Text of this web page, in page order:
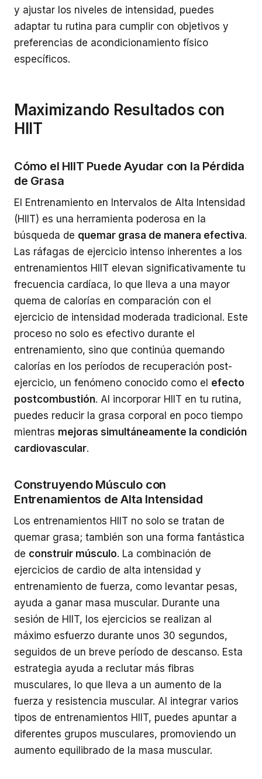
y ajustar los niveles de intensidad, puedes
adaptar tu rutina para cumplir con objetivos y
preferencias de acondicionamiento físico
específicos.
Maximizando Resultados con
HIIT
Cómo el HIIT Puede Ayudar con la Pérdida
de Grasa
El Entrenamiento en Intervalos de Alta Intensidad
(HIIT) es una herramienta poderosa en la
búsqueda de quemar grasa de manera efectiva.
Las ráfagas de ejercicio intenso inherentes a los
entrenamientos HIIT elevan significativamente tu
frecuencia cardíaca, lo que lleva a una mayor
quema de calorías en comparación con el
ejercicio de intensidad moderada tradicional. Este
proceso no solo es efectivo durante el
entrenamiento, sino que continúa quemando
calorías en los períodos de recuperación post-
ejercicio, un fenómeno conocido como el efecto
postcombustión. Al incorporar HIIT en tu rutina,
puedes reducir la grasa corporal en poco tiempo
mientras mejoras simultáneamente la condición
cardiovascular.
Construyendo Músculo con
Entrenamientos de Alta Intensidad
Los entrenamientos HIIT no solo se tratan de
quemar grasa; también son una forma fantástica
de construir músculo. La combinación de
ejercicios de cardio de alta intensidad y
entrenamiento de fuerza, como levantar pesas,
ayuda a ganar masa muscular. Durante una
sesión de HIIT, los ejercicios se realizan al
máximo esfuerzo durante unos 30 segundos,
seguidos de un breve período de descanso. Esta
estrategia ayuda a reclutar más fibras
musculares, lo que lleva a un aumento de la
fuerza y resistencia muscular. Al integrar varios
tipos de entrenamientos HIIT, puedes apuntar a
diferentes grupos musculares, promoviendo un
aumento equilibrado de la masa muscular.